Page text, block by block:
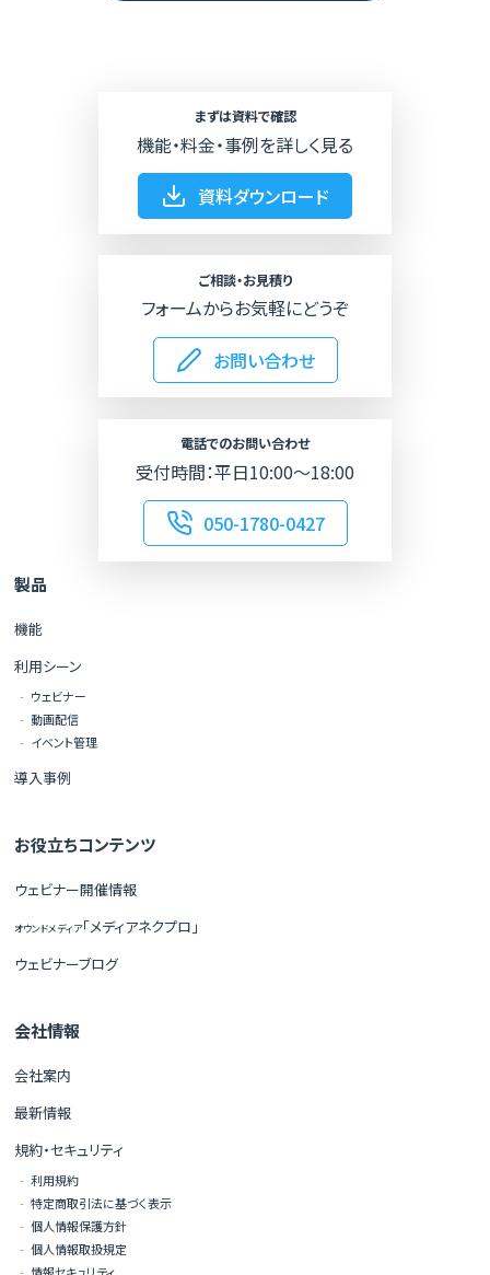
ウェビナーマーケティングプラットフォーム
株式会社ネクプロ
〒104-0061
東京都中央区銀座7丁目14−16
太陽銀座ビル4F
TEL.050-1780-0427
Googleマップ
まずは資料で確認
機能・料金・事例を詳しく見る
資料ダウンロード
ご相談・お見積り
フォームからお気軽にどうぞ
お問い合わせ
電話でのお問い合わせ
受付時間：平日10:00～18:00
050-1780-0427
製品
機能
利用シーン
ウェビナー
動画配信
イベント管理
導入事例
お役立ちコンテンツ
ウェビナー開催情報
オウンドメディア「メディアネクプロ」
ウェビナーブログ
会社情報
会社案内
最新情報
規約・セキュリティ
利用規約
特定商取引法に基づく表示
個人情報保護方針
個人情報取扱規定